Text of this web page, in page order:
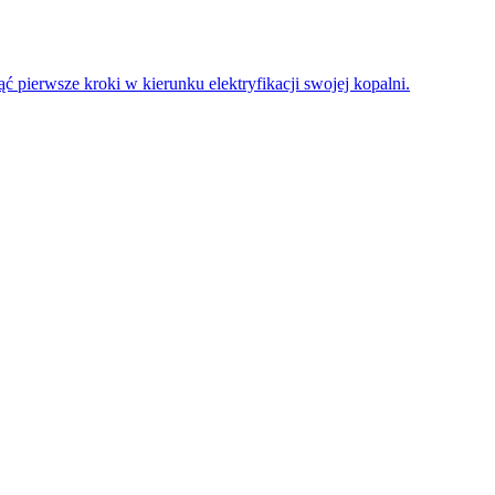
pierwsze kroki w kierunku elektryfikacji swojej kopalni.